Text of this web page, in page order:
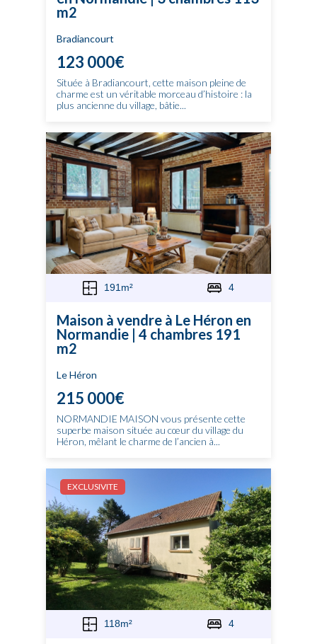
m2
Bradiancourt
123 000€
Située à Bradiancourt, cette maison pleine de
charme est un véritable morceau d’histoire : la
plus ancienne du village, bâtie...
191m² 4
Maison à vendre à Le Héron en
Normandie | 4 chambres 191
m2
Le Héron
215 000€
NORMANDIE MAISON vous présente cette
superbe maison située au cœur du village du
Héron, mêlant le charme de l’ancien à...
EXCLUSIVITE
118m² 4